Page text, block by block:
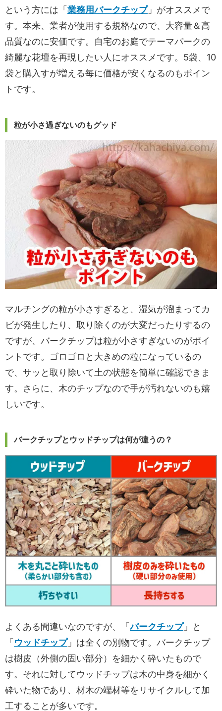
という方には「 業務用バークチップ」がオススメで
す。本来、業者が使用する規格なので、大容量＆高
品質なのに安価です。自宅のお庭でテーマパークの
綺麗な花壇を再現したい人にオススメです。5袋、10
袋と購入すが増える毎に価格が安くなるのもポイン
トです。
粒が小さ過ぎないのもグッド
マルチングの粒が小さすぎると、湿気が溜まってカ
ビが発生したり、取り除くのが大変だったりするの
ですが、バークチップは粒が小さすぎないのがポイ
ントです。ゴロゴロと大きめの粒になっているの
で、サッと取り除いて土の状態を簡単に確認できま
す。さらに、木のチップなので手が汚れないのも嬉
しいです。
バークチップとウッドチップは何が違うの？
よくある間違いなのですが、「バークチップ」と
「 ウッドチップ」は全くの別物です。バークチップ
は樹皮（外側の固い部分）を細かく砕いたもので
す。それに対してウッドチップは木の中身を細かく
砕いた物であり、材木の端材等をリサイクルして加
工することが多いです。